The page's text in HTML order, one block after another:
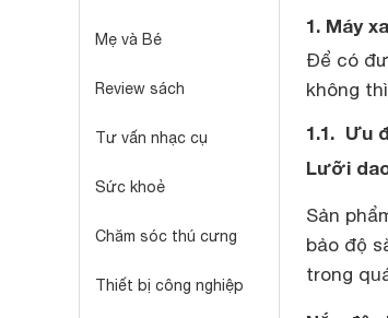
Mẹ và Bé
Review sách
Tư vấn nhạc cụ
Sức khoẻ
Chăm sóc thú cưng
Thiết bị công nghiệp
1. Máy
Để có
không
1.1. Ưu
Lưỡi
Sản
bảo độ
trong